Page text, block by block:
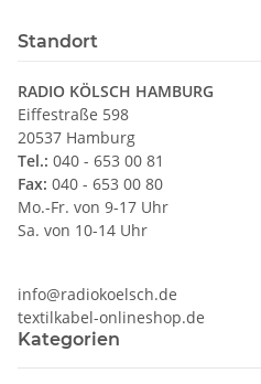
Standort
RADIO KÖLSCH HAMBURG
Eiffestraße 598
20537 Hamburg
Tel.: 040 - 653 00 81
Fax: 040 - 653 00 80
Mo.-Fr. von 9-17 Uhr
Sa. von 10-14 Uhr
info@radiokoelsch.de
textilkabel-onlineshop.de
Kategorien